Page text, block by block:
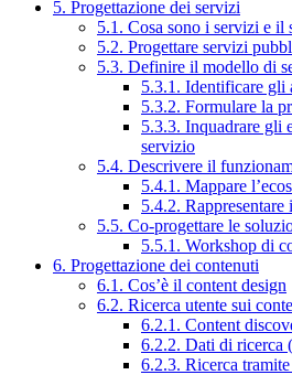
5. Progettazione dei servizi
5.1. Cosa sono i servizi e il
5.2. Progettare servizi
5.3. Definire il modello di
5.3.1. Identificare gli
5.3.2. Formulare la
5.3.3. Inquadrare gli
servizio
5.4. Descrivere il
5.4.1. Mappare
5.4.2.
5.5. Co-progettare le
5.5.1. Workshop di
6. Progettazione dei contenuti
6.1. Cos’è il content design
6.2. Ricerca utente sui
6.2.1. Content
6.2.2. Dati di ricerca
6.2.3. Ricerca